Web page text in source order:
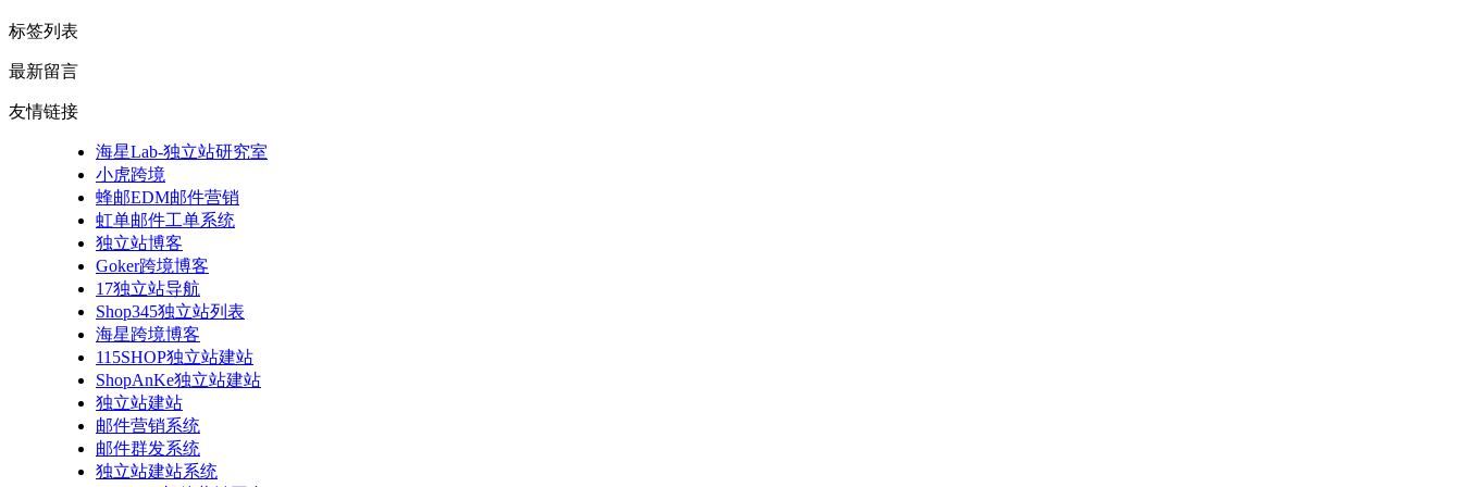
标签列表
最新留言
友情链接
海星Lab-独立站研究室
小虎跨境
蜂邮EDM邮件营销
虹单邮件工单系统
独立站博客
Goker跨境博客
17独立站导航
Shop345独立站列表
海星跨境博客
115SHOP独立站建站
ShopAnKe独立站建站
独立站建站
邮件营销系统
邮件群发系统
独立站建站系统